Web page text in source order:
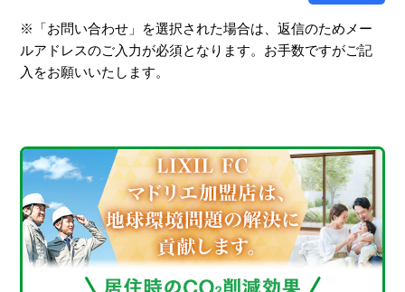
※「お問い合わせ」を選択された場合は、返信のためメー
ルアドレスのご入力が必須となります。お手数ですがご記
入をお願いいたします。